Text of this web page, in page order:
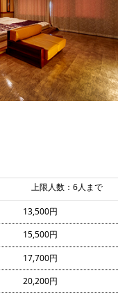
上限人数：6人まで
13,500円
15,500円
17,700円
20,200円